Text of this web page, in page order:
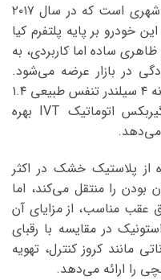
کیا استونیک، یک کراس‌اوور کوچک شهری است که در سال ۲۰۱۷
خودرو بر پایه پلتفرم کیا
ساده اما کاربردی، به
در بازار عرضه می‌شود.
استونیک در بخش فنی، از یک پیشرانه ۴ سیلندر تنفس طبیعی ۱.۴
لیتری با قدرت ۱۰۰ اسب بخار و گیربکس اتوماتیک IVT بهره
می‌دهد.
از پلاستیک خشک در اکثر
بودن را منتقل می‌کند، اما
عقب مناسب، از مزایای آن
در مقایسه با رقبای
مانند کروز کنترل، تهویه